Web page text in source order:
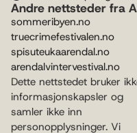
Andre nettsteder fra
sommeribyen.no
truecrimefestivalen.no
spisuteukaarendal.no
arendalvintervestival.no
Dette nettstedet bruker
informasjonskapsler og
samler ikke inn
personopplysninger. Vi